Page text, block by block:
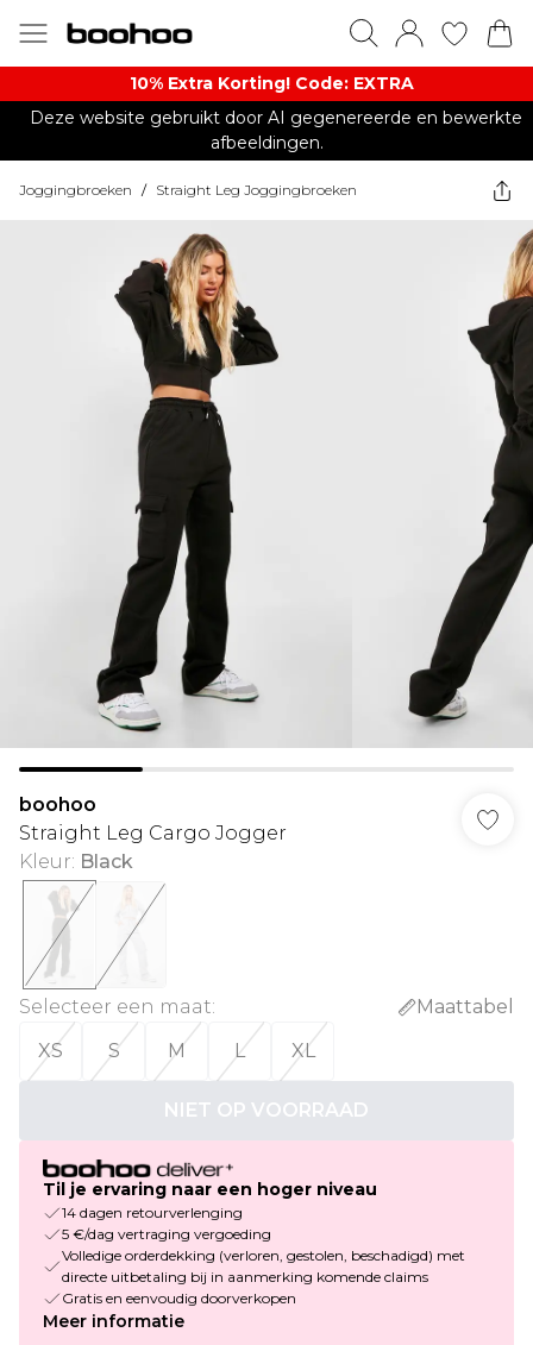
10% Extra Korting! Code: EXTRA​
Deze website gebruikt door AI gegenereerde en bewerkte
afbeeldingen.
Joggingbroeken / Straight Leg Joggingbroeken
boohoo
Straight Leg Cargo Jogger
Kleur: Black
Selecteer een maat:
Maattabel
XS
S M L XL
NIET OP VOORRAAD
Til je ervaring naar een hoger niveau
14 dagen retourverlenging
5 €/dag vertraging vergoeding
Volledige orderdekking (verloren, gestolen, beschadigd) met
directe uitbetaling bij in aanmerking komende claims
Gratis en eenvoudig doorverkopen
Meer informatie